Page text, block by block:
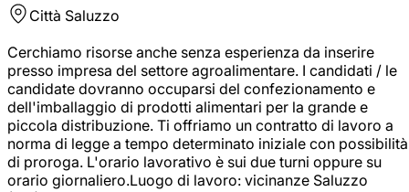
Città Saluzzo
Cerchiamo risorse anche senza esperienza da inserire
presso impresa del settore agroalimentare. I candidati / le
candidate dovranno occuparsi del confezionamento e
dell'imballaggio di prodotti alimentari per la grande e
piccola distribuzione. Ti offriamo un contratto di lavoro a
norma di legge a tempo determinato iniziale con possibilità
di proroga. L'orario lavorativo è sui due turni oppure su
orario giornaliero.Luogo di lavoro: vicinanze Saluzzo